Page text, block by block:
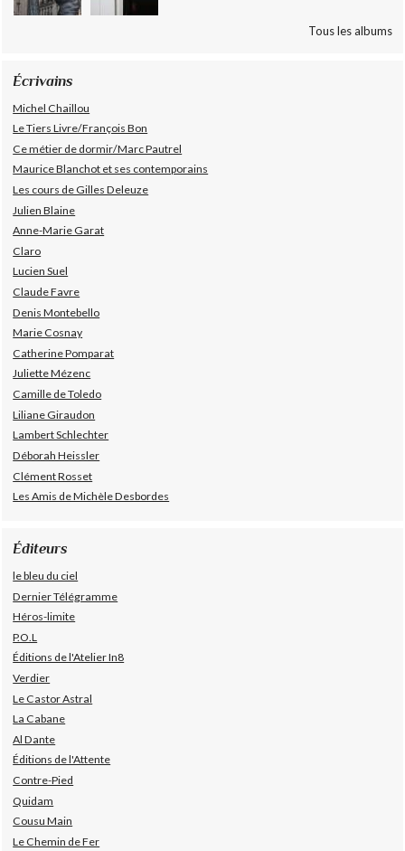
Tous les albums
Écrivains
Michel Chaillou
Le Tiers Livre/François Bon
Ce métier de dormir/Marc Pautrel
Maurice Blanchot et ses contemporains
Les cours de Gilles Deleuze
Julien Blaine
Anne-Marie Garat
Claro
Lucien Suel
Claude Favre
Denis Montebello
Marie Cosnay
Catherine Pomparat
Juliette Mézenc
Camille de Toledo
Liliane Giraudon
Lambert Schlechter
Déborah Heissler
Clément Rosset
Les Amis de Michèle Desbordes
Éditeurs
le bleu du ciel
Dernier Télégramme
Héros-limite
P.O.L
Éditions de l'Atelier In8
Verdier
Le Castor Astral
La Cabane
Al Dante
Éditions de l'Attente
Contre-Pied
Quidam
Cousu Main
Le Chemin de Fer